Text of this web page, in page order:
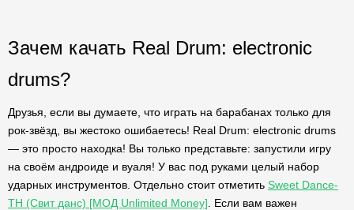
Зачем качать Real Drum: electronic
drums?
Друзья, если вы думаете, что играть на барабанах только для
рок-звёзд, вы жестоко ошибаетесь! Real Drum: electronic drums
— это просто находка! Вы только представьте: запустили игру
на своём андроиде и вуаля! У вас под руками целый набор
ударных инструментов. Отдельно стоит отметить Sweet Dance-
TH (Свит данс) [МОД Unlimited Money] . Если вам важен